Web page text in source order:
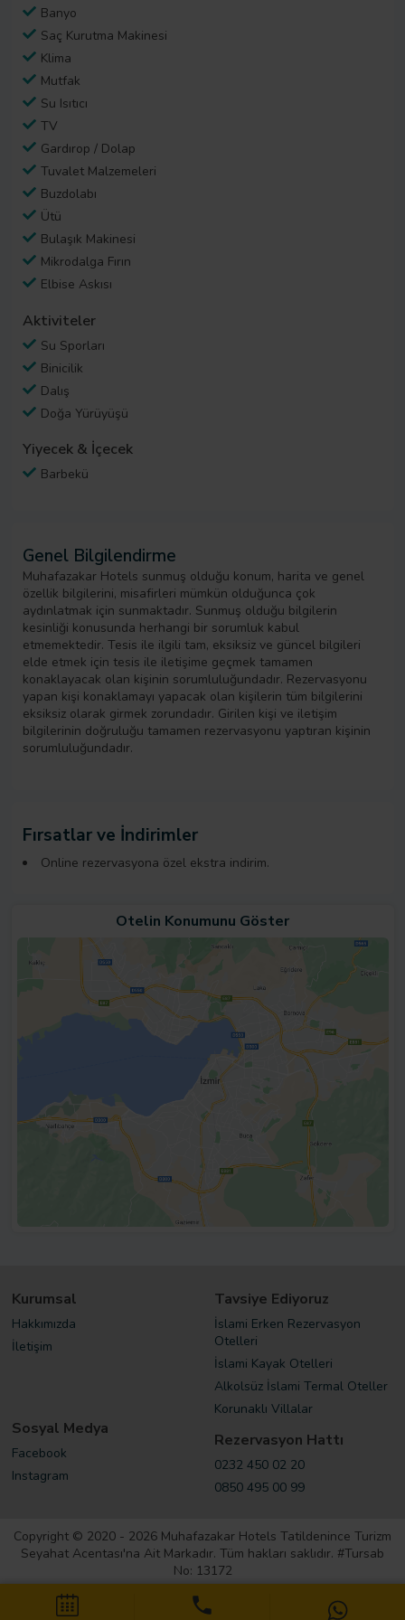
Fırsatlar ve İndirimler
Online rezervasyona özel ekstra indirim.
Otelin Konumunu Göster
Banyo
Saç Kurutma Makinesi
Klima
Mutfak
Su Isıtıcı
TV
Gardırop / Dolap
Tuvalet Malzemeleri
Buzdolabı
Ütü
Bulaşık Makinesi
Mikrodalga Fırın
Elbise Askısı
Aktiviteler
Su Sporları
Binicilik
Dalış
Doğa Yürüyüşü
Yiyecek & İçecek
Barbekü
Genel Bilgilendirme
Muhafazakar Hotels sunmuş olduğu konum, harita ve genel
özellik bilgilerini, misafirleri mümkün olduğunca çok
aydınlatmak için sunmaktadır. Sunmuş olduğu bilgilerin
kesinliği konusunda herhangi bir sorumluk kabul
etmemektedir. Tesis ile ilgili tam, eksiksiz ve güncel bilgileri
elde etmek için tesis ile iletişime geçmek tamamen
konaklayacak olan kişinin sorumluluğundadır. Rezervasyonu
yapan kişi konaklamayı yapacak olan kişilerin tüm bilgilerini
eksiksiz olarak girmek zorundadır. Girilen kişi ve iletişim
bilgilerinin doğruluğu tamamen rezervasyonu yaptıran kişinin
sorumluluğundadır.
Kurumsal
Hakkımızda
İletişim
Tavsiye Ediyoruz
İslami Erken Rezervasyon
Otelleri
İslami Kayak Otelleri
Alkolsüz İslami Termal Oteller
Korunaklı Villalar
Sosyal Medya
Facebook
Instagram
Rezervasyon Hattı
0232 450 02 20
0850 495 00 99
Copyright © 2020 - 2026 Muhafazakar Hotels Tatildenince Turizm
Seyahat Acentası'na Ait Markadır. Tüm hakları saklıdır. #Tursab
No: 13172
Kişisel Verilerin Korunması